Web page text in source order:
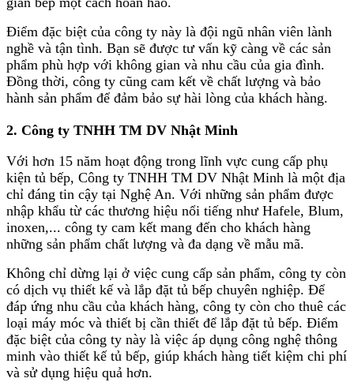
Điểm đặc biệt của công ty này là đội ngũ nhân viên lành
nghề và tận tình. Bạn sẽ được tư vấn kỹ càng về các sản
phẩm phù hợp với không gian và nhu cầu của gia đình.
Đồng thời, công ty cũng cam kết về chất lượng và bảo
hành sản phẩm để đảm bảo sự hài lòng của khách hàng.
2. Công ty TNHH TM DV Nhật Minh
Với hơn 15 năm hoạt động trong lĩnh vực cung cấp phụ
kiện tủ bếp, Công ty TNHH TM DV Nhật Minh là một địa
chỉ đáng tin cậy tại Nghệ An. Với những sản phẩm được
nhập khẩu từ các thương hiệu nổi tiếng như Hafele, Blum,
inoxen,... công ty cam kết mang đến cho khách hàng
những sản phẩm chất lượng và đa dạng về mẫu mã.
Không chỉ dừng lại ở việc cung cấp sản phẩm, công ty còn
có dịch vụ thiết kế và lắp đặt tủ bếp chuyên nghiệp. Để
đáp ứng nhu cầu của khách hàng, công ty còn cho thuê các
loại máy móc và thiết bị cần thiết để lắp đặt tủ bếp. Điểm
đặc biệt của công ty này là việc áp dụng công nghệ thông
minh vào thiết kế tủ bếp, giúp khách hàng tiết kiệm chi phí
và sử dụng hiệu quả hơn.